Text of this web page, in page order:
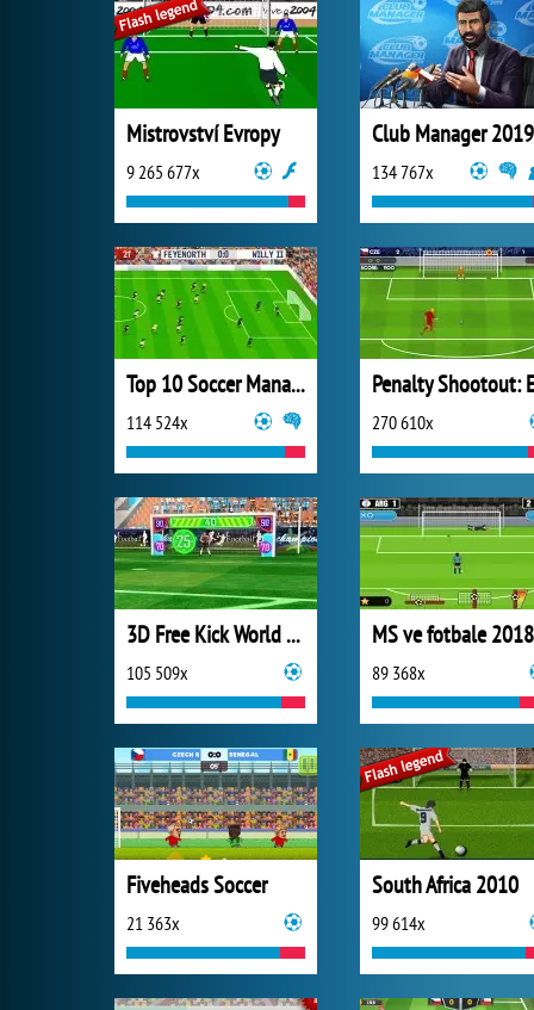
Mistrovství Evropy
9 265 677x
Club Manager 2019
134 767x
Top 10 Soccer Managers
114 524x 270 610x
3D Free Kick World Cup 2018
105 509x 89 368x
Fiveheads Soccer
21 363x
South Africa 2010
99 614x